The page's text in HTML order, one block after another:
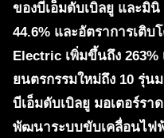
ของบีเอ็มดับเบิลยู และมินิ
44.6% และอัตราการเติ
Electric เพิ่มขึ้นถึง
ยนตรกรรมใหม่ถึง 10 รุ่น
บีเอ็มดับเบิลยู มอเตอร์ร
พัฒนาระบบขับเคลื่อนไฟ